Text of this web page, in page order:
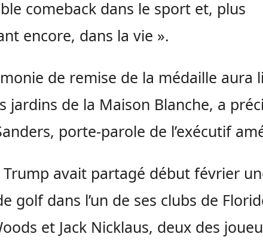
comeback dans le sport et, plus
encore, dans la vie ».
de remise de la médaille aura
jardins de la Maison Blanche, a
porte-parole de l’exécutif
Trump avait partagé début février
golf dans l’un de ses clubs de
et Jack Nicklaus, deux des